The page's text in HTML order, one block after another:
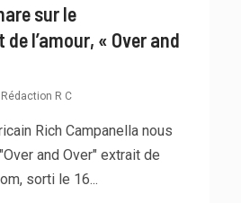
sur le
l’amour, « Over and
Rédaction R C
Rich Campanella nous
and Over" extrait de
sorti le 16...